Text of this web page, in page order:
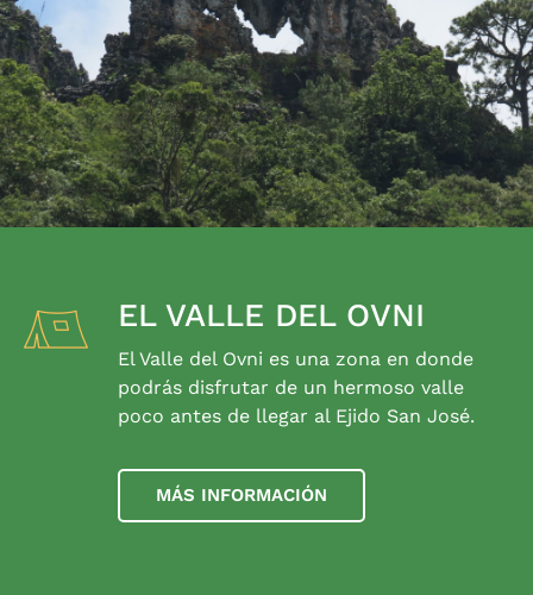
EL VALLE DEL OVNI
El Valle del Ovni es una zona en donde
podrás disfrutar de un hermoso valle
poco antes de llegar al Ejido San José.
MÁS INFORMACIÓN